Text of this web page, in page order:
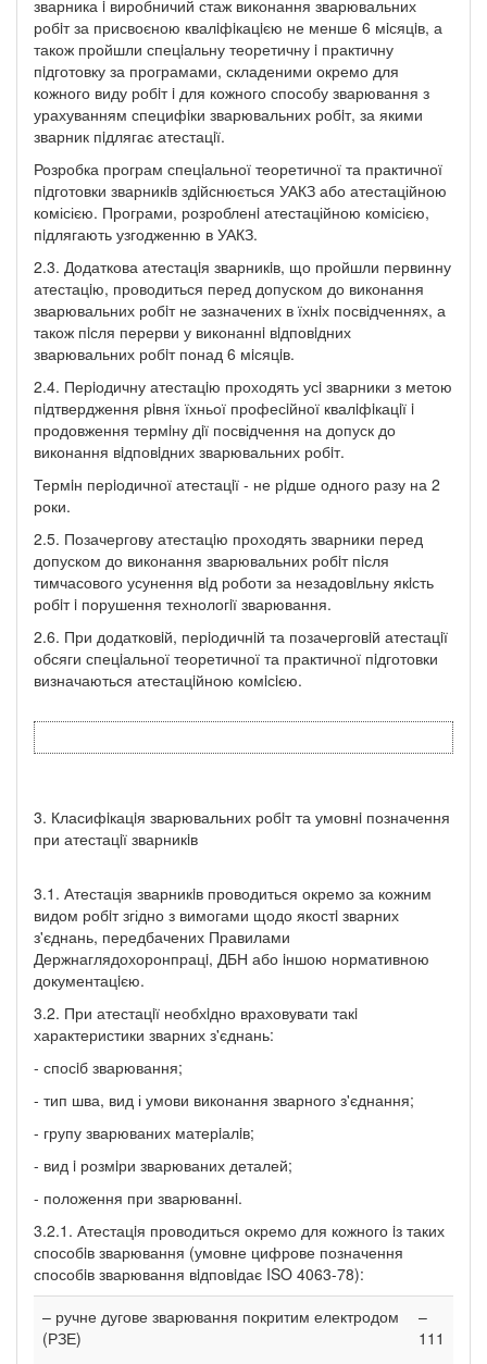
зварника i виробничий стаж виконання зварювальних
робiт за присвоєною квалiфiкацiєю не менше 6 мiсяцiв, а
також пройшли спецiальну теоретичну i практичну
пiдготовку за програмами, складеними окремо для
кожного виду робiт i для кожного способу зварювання з
урахуванням специфiки зварювальних робiт, за якими
зварник пiдлягає атестацiї.
Розробка програм спецiальної теоретичної та практичної
пiдготовки зварникiв здiйснюється УАКЗ або атестаційною
комісією. Програми, розробленi атестаційною комісією,
пiдлягають узгодженню в УАКЗ.
2.3. Додаткова атестацiя зварникiв, що пройшли первинну
атестацiю, проводиться перед допуском до виконання
зварювальних робiт не зазначених в їхнiх посвідченнях, а
також пiсля перерви у виконаннi вiдповiдних
зварювальних робiт понад 6 мiсяцiв.
2.4. Перiодичну атестацiю проходять усi зварники з метою
пiдтвердження рiвня їхньої професiйної квалiфiкацiї i
продовження термiну дiї посвідчення на допуск до
виконання вiдповiдних зварювальних робiт.
Термiн перiодичної атестацiї - не рiдше одного разу на 2
роки.
2.5. Позачергову атестацiю проходять зварники перед
допуском до виконання зварювальних робiт пiсля
тимчасового усунення вiд роботи за незадовiльну якiсть
робiт i порушення технологiї зварювання.
2.6. При додатковiй, перiодичнiй та позачерговiй атестацiї
обсяги спецiальної теоретичної та практичної пiдготовки
визначаються атес­тацiйною комiсiєю.
3. Класифiкацiя зварювальних робiт та умовнi позначення
при атестацiї зварникiв
3.1. Атестація зварникiв проводиться окремо за кожним
видом робiт згідно з вимогами щодо якостi зварних
з'єднань, передбачених Правилами
Держнаглядохоронпрацi, ДБН або iншою нормативною
документацiєю.
3.2. При атестацiї необхiдно враховувати такi
характеристики зварних з'єднань:
- спосiб зварювання;
- тип шва, вид і умови виконання зварного з'єднання;
- групу зварюваних матерiалiв;
- вид i розмiри зварюваних деталей;
- положення при зварюваннi.
3.2.1. Атестацiя проводиться окремо для кожного iз таких
способiв зварювання (умовне цифрове позначення
способiв зварювання вiдповiдає ISO 4063-78):
– ручне дугове зварювання покритим електродом
(РЗЕ)
–
111